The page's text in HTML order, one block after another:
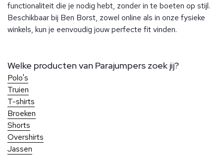
functionaliteit die je nodig hebt, zonder in te boeten op stijl.
Beschikbaar bij Ben Borst, zowel online als in onze fysieke
winkels, kun je eenvoudig jouw perfecte fit vinden.
Welke producten van Parajumpers zoek jij?
Polo's
Truien
T-shirts
Broeken
Shorts
Overshirts
Jassen